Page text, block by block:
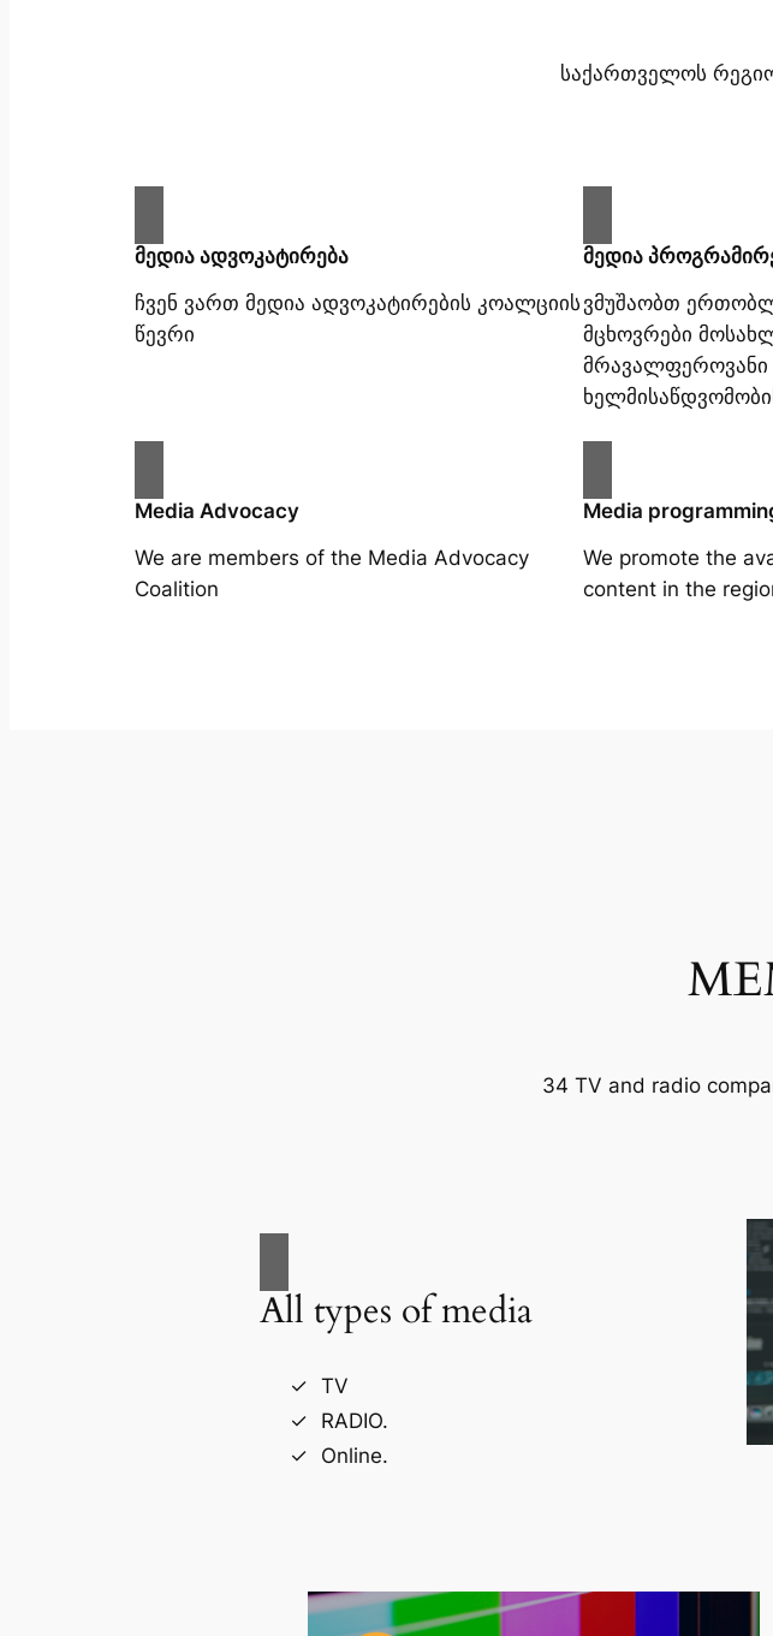
საქართველოს
მედია ადვოკატირება
ჩვენ ვართ მედია ადვოკატირების კოალციის
წევრი
მედია
ვმუშაობთ
მცხოვრები
მრავალფეროვანი
Media Advocacy
We are members of the Media Advocacy
Coalition
Media
We promote the
content in the
34 TV and radio
All types of media
TV
RADIO.
Online.